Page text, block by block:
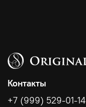
Контакты
+7 (999) 529-01-